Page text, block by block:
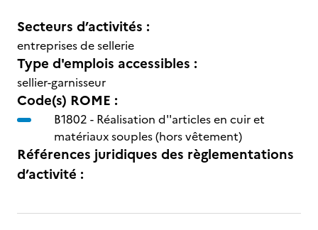
Secteurs d’activités :
entreprises de sellerie
Type d'emplois accessibles :
sellier-garnisseur
Code(s) ROME :
B1802 - Réalisation d''articles en cuir et
matériaux souples (hors vêtement)
Références juridiques des règlementations
d’activité :